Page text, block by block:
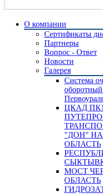
О компании
Сертификаты
Партнеры
Вопрос - Ответ
Новости
Галерея
Система
ЦКАД
"ДОН" НА
ОБЛАСТЬ
МОСТ
ОБЛАСТЬ